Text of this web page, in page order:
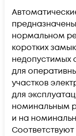
нормальном
коротких
недопустимых
для
участков
для
номинальным
и на